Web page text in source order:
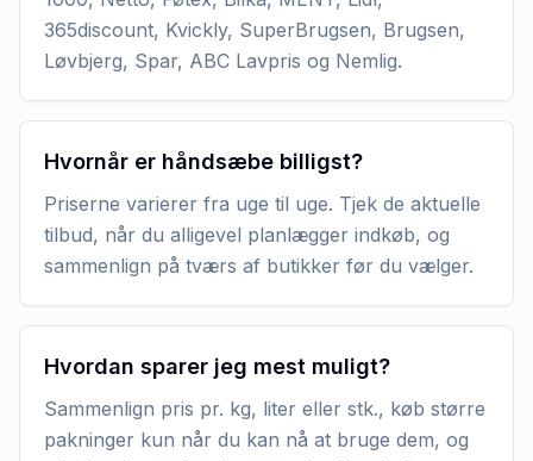
365discount, Kvickly, SuperBrugsen, Brugsen,
Løvbjerg, Spar, ABC Lavpris og Nemlig.
Hvornår er håndsæbe billigst?
Priserne varierer fra uge til uge. Tjek de aktuelle
tilbud, når du alligevel planlægger indkøb, og
sammenlign på tværs af butikker før du vælger.
Hvordan sparer jeg mest muligt?
Sammenlign pris pr. kg, liter eller stk., køb større
pakninger kun når du kan nå at bruge dem, og